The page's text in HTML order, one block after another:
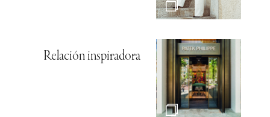
Relación inspiradora